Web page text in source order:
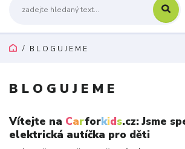
B L O G U J E M E
B L O G U J E M E
Vítejte na Carforkids.cz: Jsme
elektrická autíčka pro děti